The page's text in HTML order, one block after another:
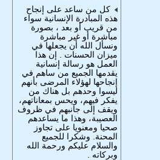
كل من ساعد على إنجاح
هذه المبادرة الإنسانية سواء
من قريب أو بعد ، بصورة
مباشرة أو غير مباشرة
ونسأل الله أن يجعلها في
ميزان الحسنات . إن هذا
العمل هو رسالة إنسانية
يقدمها الجميع من ساهم في
إنجاحها لهؤلاء المرضى بأنهم
ليسوا وحدهم بل هناك من
يفكر فيهم، ويحس بمعاناتهم،
ويقف إلى جانبهم في ظروف
العصيبة، وهذا ما يساعدهم
صحيا ومعنويا على تجاوز
المحنة. وشكرا للجميع
والسلام عليكم ورحمة الله
وبركاته .